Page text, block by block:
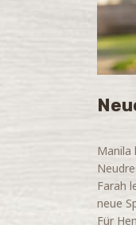
Manila
Farah
neue
Für